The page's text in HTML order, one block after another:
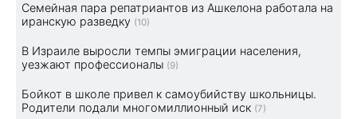
Семейная пара репатриантов из Ашкелона работала на
иранскую разведку (10)
В Израиле выросли темпы эмиграции населения,
уезжают профессионалы (9)
Бойкот в школе привел к самоубийству школьницы.
Родители подали многомиллионный иск (7)